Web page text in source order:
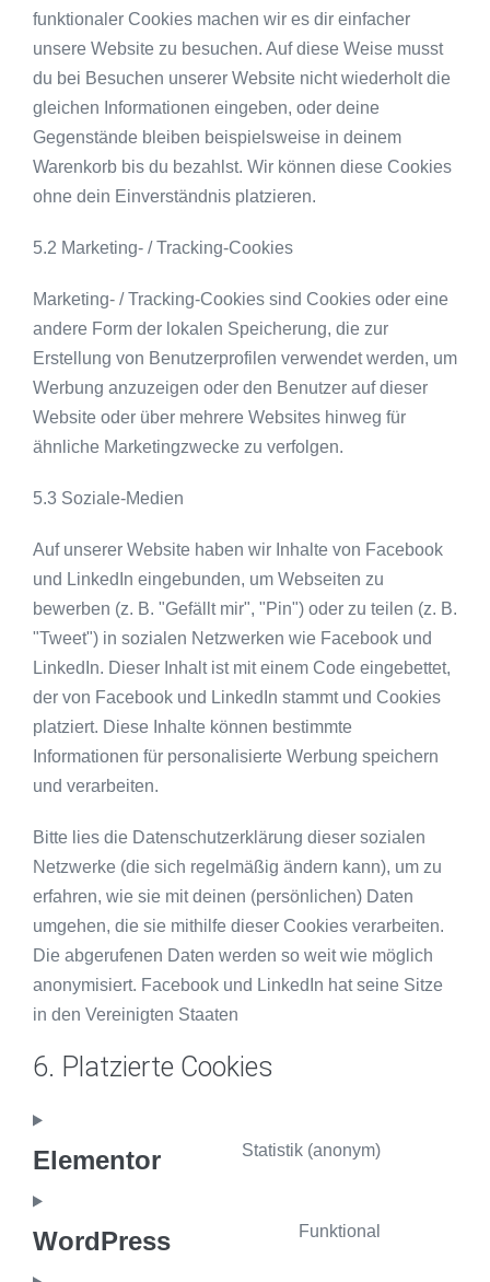
funktionaler Cookies machen wir es dir einfacher
unsere Website zu besuchen. Auf diese Weise musst
du bei Besuchen unserer Website nicht wiederholt die
gleichen Informationen eingeben, oder deine
Gegenstände bleiben beispielsweise in deinem
Warenkorb bis du bezahlst. Wir können diese Cookies
ohne dein Einverständnis platzieren.
5.2 Marketing- / Tracking-Cookies
Marketing- / Tracking-Cookies sind Cookies oder eine
andere Form der lokalen Speicherung, die zur
Erstellung von Benutzerprofilen verwendet werden, um
Werbung anzuzeigen oder den Benutzer auf dieser
Website oder über mehrere Websites hinweg für
ähnliche Marketingzwecke zu verfolgen.
5.3 Soziale-Medien
Auf unserer Website haben wir Inhalte von Facebook
und LinkedIn eingebunden, um Webseiten zu
bewerben (z. B. "Gefällt mir", "Pin") oder zu teilen (z. B.
"Tweet") in sozialen Netzwerken wie Facebook und
LinkedIn. Dieser Inhalt ist mit einem Code eingebettet,
der von Facebook und LinkedIn stammt und Cookies
platziert. Diese Inhalte können bestimmte
Informationen für personalisierte Werbung speichern
und verarbeiten.
Bitte lies die Datenschutzerklärung dieser sozialen
Netzwerke (die sich regelmäßig ändern kann), um zu
erfahren, wie sie mit deinen (persönlichen) Daten
umgehen, die sie mithilfe dieser Cookies verarbeiten.
Die abgerufenen Daten werden so weit wie möglich
anonymisiert. Facebook und LinkedIn hat seine Sitze
in den Vereinigten Staaten
6. Platzierte Cookies
Elementor Statistik (anonym)
WordPress Funktional